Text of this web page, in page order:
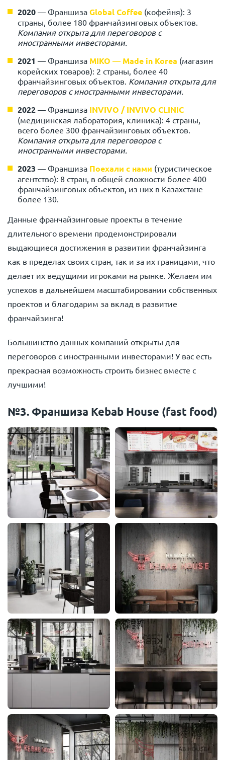
2020 — Франшиза Global Coffee (кофейня): 3
страны, более 180 франчайзинговых объектов.
Компания открыта для переговоров с
иностранными инвесторами.
2021 — Франшиза MIKO — Made in Korea (магазин
корейских товаров): 2 страны, более 40
франчайзинговых объектов. Компания открыта для
переговоров с иностранными инвесторами.
2022 — Франшиза INVIVO / INVIVO CLINIC
(медицинская лаборатория, клиника): 4 страны,
всего более 300 франчайзинговых объектов.
Компания открыта для переговоров с
иностранными инвесторами.
2023 — Франшиза Поехали с нами (туристическое
агентство): 8 стран, в общей сложности более 400
франчайзинговых объектов, из них в Казахстане
более 130.
Данные франчайзинговые проекты в течение
длительного времени продемонстрировали
выдающиеся достижения в развитии франчайзинга
как в пределах своих стран, так и за их границами, что
делает их ведущими игроками на рынке. Желаем им
успехов в дальнейшем масштабировании собственных
проектов и благодарим за вклад в развитие
франчайзинга!
Большинство данных компаний открыты для
переговоров с иностранными инвесторами! У вас есть
прекрасная возможность строить бизнес вместе с
лучшими!
№3. Франшиза Kebab House (fast food)